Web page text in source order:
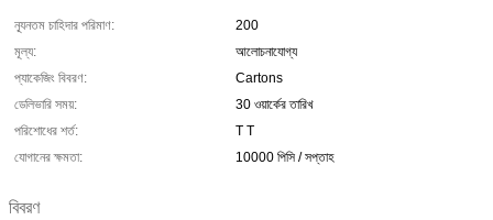
ন্যূনতম চাহিদার পরিমাণ:
200
মূল্য:
আলোচনাযোগ্য
প্যাকেজিং বিবরণ:
Cartons
ডেলিভারি সময়:
30 ওয়ার্কের তারিখ
পরিশোধের শর্ত:
T T
যোগানের ক্ষমতা:
10000 পিসি / সপ্তাহ
বিবরণ